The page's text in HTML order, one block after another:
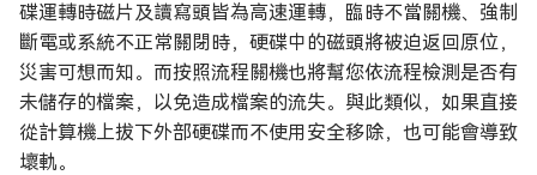
碟運轉時磁片及讀寫頭皆為高速運轉，臨時不當關機、強制
斷電或系統不正常關閉時，硬碟中的磁頭將被迫返回原位，
災害可想而知。而按照流程關機也將幫您依流程檢測是否有
未儲存的檔案，以免造成檔案的流失。與此類似，如果直接
從計算機上拔下外部硬碟而不使用安全移除，也可能會導致
壞軌。